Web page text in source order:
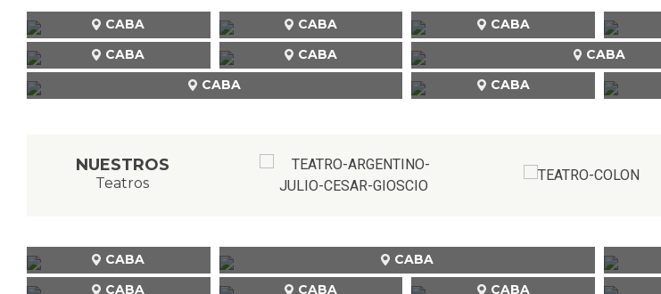
CABA CABA CABA
CABA
CABA CABA
CABA
CABA
NUESTROS
Teatros
CABA CABA
CABA
CABA CABA